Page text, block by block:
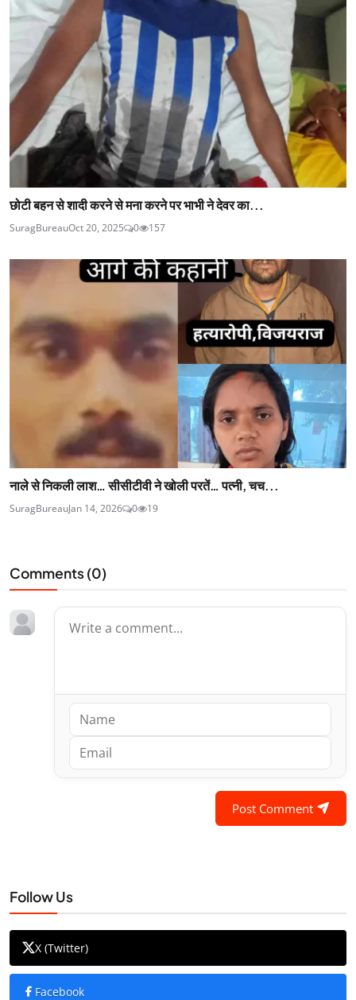
छोटी बहन से शादी करने से मना करने पर भाभी ने देवर का...
SuragBureauOct 20, 2025 0 157
नाले से निकली लाश… सीसीटीवी ने खोली परतें… पत्नी, चच...
SuragBureauJan 14, 2026 0 19
Comments (0)
Post Comment
Follow Us
X (Twitter)
Facebook